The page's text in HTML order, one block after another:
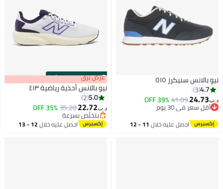
نيو بالانس سنيكرز ٥١٥
4.7
3
د.ب‏24.73
41.09
39% OFF
أقل سعر في 30 يوم
أقل سعر في 30 يوم
احصل عليه خلال 11 - 12
00m:00s
·
100% Left عرض برق
نيو بالانس أحذية رياضية ٤١٣
5.0
2
د.ب‏22.72
35.20
35% OFF
بتخلّص بسرعة
بتخلّص بسرعةاحصل عليه خلال 12 - 13